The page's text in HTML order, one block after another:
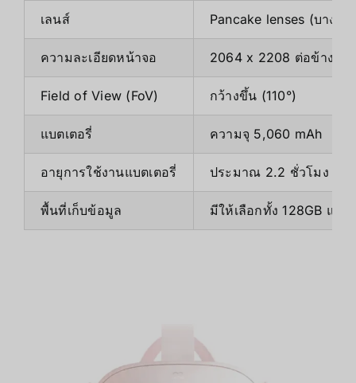
เลนส์ Pancake lenses (บางแ
ความละเอียดหน้าจอ 2064 x 2208 ต่อข้าง
Field of View (FoV) กว้างขึ้น (110°)
แบตเตอรี่ ความจุ 5,060 mAh
อายุการใช้งานแบตเตอรี่ ประมาณ 2.2 ชั่วโมง
พื้นที่เก็บข้อมูล มีให้เลือกทั้ง 128GB และ